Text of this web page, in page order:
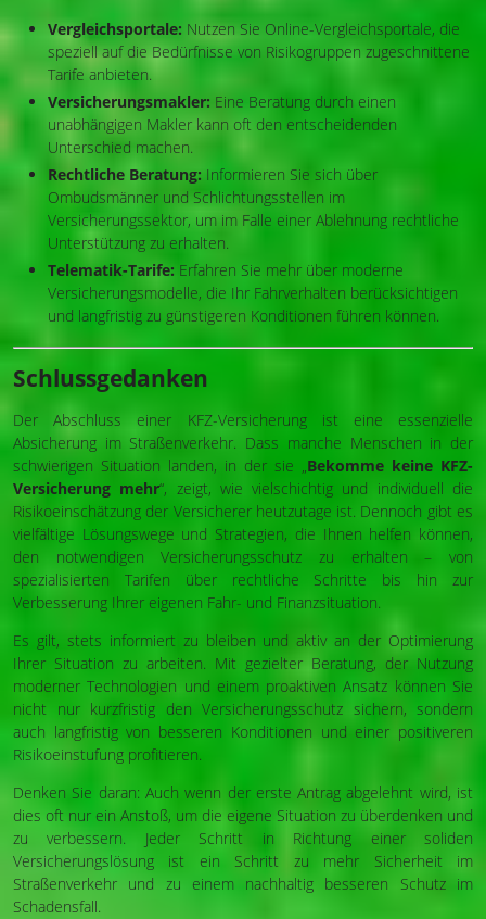
Vergleichsportale: Nutzen Sie Online-Vergleichsportale, die
speziell auf die Bedürfnisse von Risikogruppen zugeschnittene
Tarife anbieten.
Versicherungsmakler: Eine Beratung durch einen
unabhängigen Makler kann oft den entscheidenden
Unterschied machen.
Rechtliche Beratung: Informieren Sie sich über
Ombudsmänner und Schlichtungsstellen im
Versicherungssektor, um im Falle einer Ablehnung rechtliche
Unterstützung zu erhalten.
Telematik-Tarife: Erfahren Sie mehr über moderne
Versicherungsmodelle, die Ihr Fahrverhalten berücksichtigen
und langfristig zu günstigeren Konditionen führen können.
Schlussgedanken
Der Abschluss einer KFZ-Versicherung ist eine essenzielle
Absicherung im Straßenverkehr. Dass manche Menschen in der
schwierigen Situation landen, in der sie „Bekomme keine KFZ-
Versicherung mehr“, zeigt, wie vielschichtig und individuell die
Risikoeinschätzung der Versicherer heutzutage ist. Dennoch gibt es
vielfältige Lösungswege und Strategien, die Ihnen helfen können,
den notwendigen Versicherungsschutz zu erhalten – von
spezialisierten Tarifen über rechtliche Schritte bis hin zur
Verbesserung Ihrer eigenen Fahr- und Finanzsituation.
Es gilt, stets informiert zu bleiben und aktiv an der Optimierung
Ihrer Situation zu arbeiten. Mit gezielter Beratung, der Nutzung
moderner Technologien und einem proaktiven Ansatz können Sie
nicht nur kurzfristig den Versicherungsschutz sichern, sondern
auch langfristig von besseren Konditionen und einer positiveren
Risikoeinstufung profitieren.
Denken Sie daran: Auch wenn der erste Antrag abgelehnt wird, ist
dies oft nur ein Anstoß, um die eigene Situation zu überdenken und
zu verbessern. Jeder Schritt in Richtung einer soliden
Versicherungslösung ist ein Schritt zu mehr Sicherheit im
Straßenverkehr und zu einem nachhaltig besseren Schutz im
Schadensfall.